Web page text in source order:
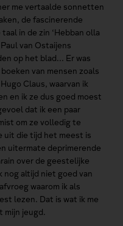
me vertaalde sonnetten
de fascinerende
in de zin ‘Hebban olla
van Ostaijens
op het blad... Er was
van mensen zoals
Claus, waarvan ik
en ik ze dus goed moest
dat ik een paar
om ze volledig te
uit die tijd het meest is
uitermate deprimerende
over de geestelijke
nog altijd niet goed van
waarom ik als
lezen. Dat is wat ik me
mijn jeugd.